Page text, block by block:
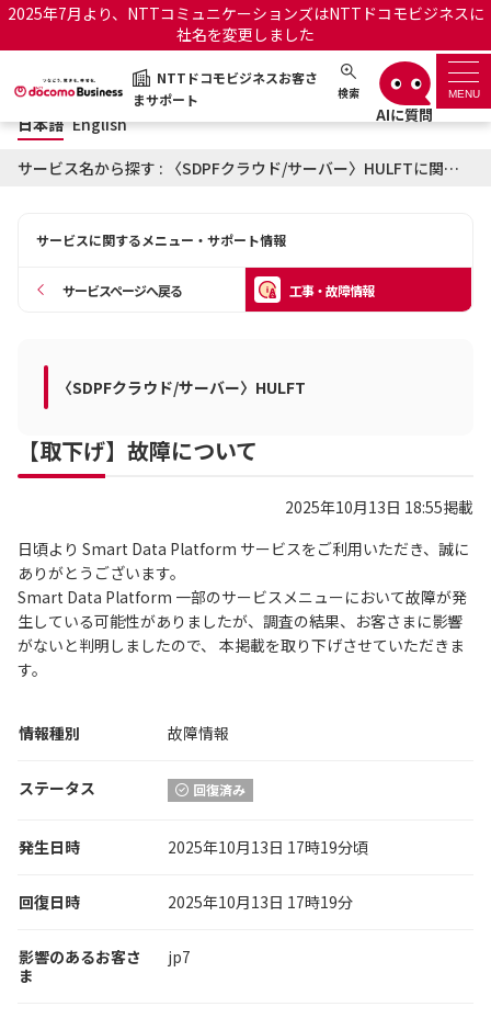
2025年7月より、NTTコミュニケーションズはNTTドコモビジネスに
社名を変更しました
NTTドコモビジネスお客さ
まサポート
検索 MENU
NTTドコモビジネスお客さまサポート 日本語 English
サポートトップ
OCNのお客さまはこちら
工事・故障情報通知サー
ビス
オフィシャルサイト
日本語 English
サービス名から探す : 〈SDPFクラウド/サーバー〉HULFTに関する工事・故障情報
サービスに関するメニュー・サポート情報
サービスページへ戻る 工事・故障情報
〈SDPFクラウド/サーバー〉HULFT
【取下げ】故障について
2025年10月13日 18:55掲載
日頃より Smart Data Platform サービスをご利用いただき、誠に
ありがとうございます。
Smart Data Platform 一部のサービスメニューにおいて故障が発
生している可能性がありましたが、調査の結果、お客さまに影響
がないと判明しましたので、 本掲載を取り下げさせていただきま
す。
情報種別 故障情報
ステータス 回復済み
発生日時 2025年10月13日 17時19分頃
回復日時 2025年10月13日 17時19分
影響のあるお客さ
ま
jp7